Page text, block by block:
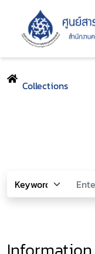
Collections